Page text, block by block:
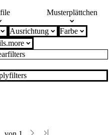
Musterplättchen
Ausrichtung
Farbe